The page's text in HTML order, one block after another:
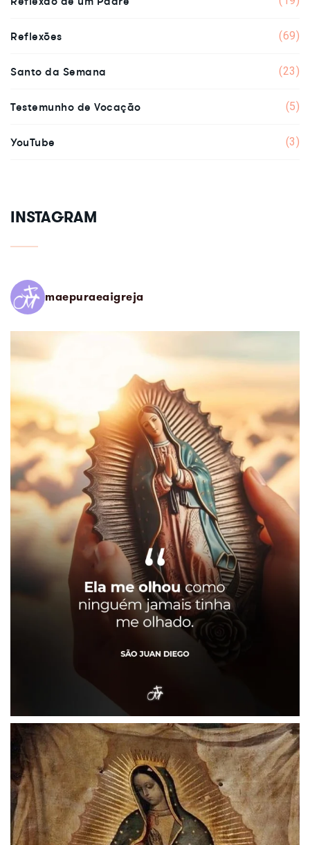
Reflexões (69)
Santo da Semana (23)
Testemunho de Vocação (5)
YouTube (3)
INSTAGRAM
maepuraeaigreja